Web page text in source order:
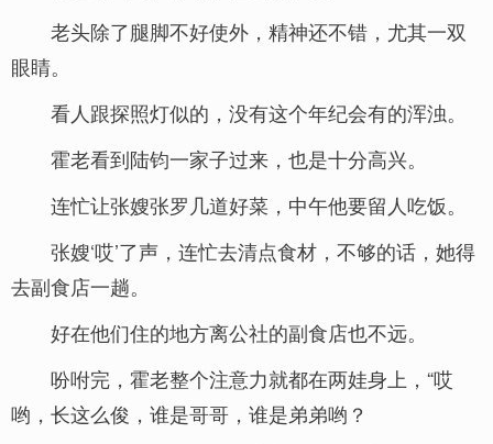
老头除了腿脚不好使外，精神还不错，尤其一双
眼睛。
看人跟探照灯似的，没有这个年纪会有的浑浊。
霍老看到陆钧一家子过来，也是十分高兴。
连忙让张嫂张罗几道好菜，中午他要留人吃饭。
张嫂‘哎’了声，连忙去清点食材，不够的话，她得
去副食店一趟。
好在他们住的地方离公社的副食店也不远。
吩咐完，霍老整个注意力就都在两娃身上，“哎
哟，长这么俊，谁是哥哥，谁是弟弟哟？